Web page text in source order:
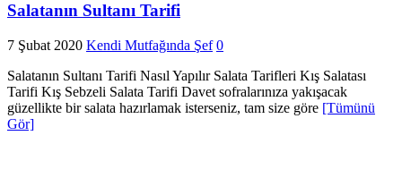
Salatanın Sultanı Tarifi
7 Şubat 2020 Kendi Mutfağında Şef 0
Salatanın Sultanı Tarifi Nasıl Yapılır Salata Tarifleri Kış Salatası
Tarifi Kış Sebzeli Salata Tarifi Davet sofralarınıza yakışacak
güzellikte bir salata hazırlamak isterseniz, tam size göre [Tümünü
Gör]